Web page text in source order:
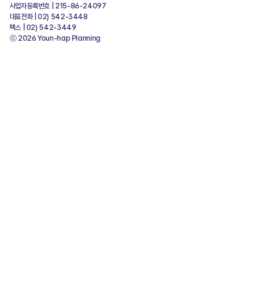
사업자등록번호 | 215-86-24097
대표전화 | 02) 542-3448
팩스 | 02) 542-3449
ⓒ 2026 Youn-hap Planning